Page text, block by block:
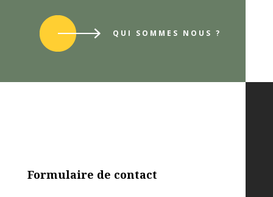
QUI SOMMES NOUS ?
Formulaire de contact